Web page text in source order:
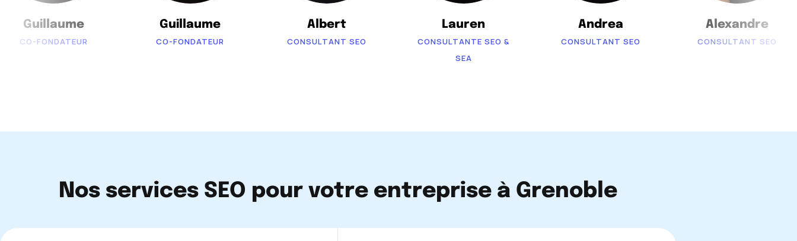
Guillaume
CO-FONDATEUR
Guillaume
CO-FONDATEUR
Albert
CONSULTANT SEO
Lauren
CONSULTANTE SEO &
SEA
Andrea
CONSULTANT SEO
Alexandre
CONSULTANT SEO
Nos services SEO pour votre entreprise à Grenoble